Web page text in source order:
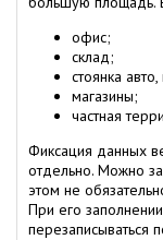
офис;
склад;
стоянка
магазины;
частная
Фиксация данных
отдельно. Можно
этом не
При его
перезаписываться